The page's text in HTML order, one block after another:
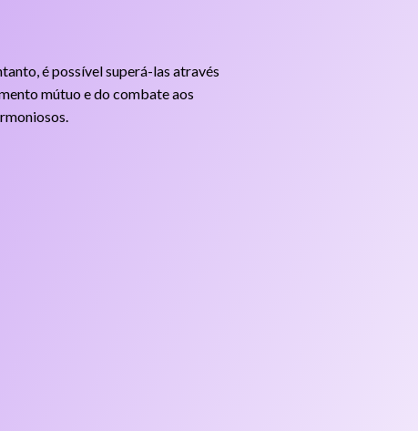
é possível superá-las através
mútuo e do combate aos